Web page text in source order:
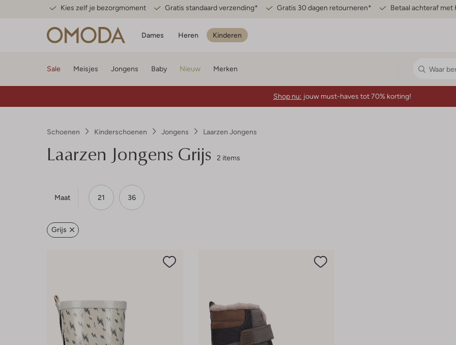
Kies zelf je bezorgmoment Gratis standaard verzending* Gratis 30 dagen retourneren* Betaal achteraf met
Dames Heren Kinderen
Sale Meisjes Jongens Baby Nieuw Merken
Shop nu: jouw must-haves tot 70% korting!
Schoenen Kinderschoenen Jongens Laarzen Jongens
Laarzen Jongens Grijs 2 items
Maat 21 36
Grijs